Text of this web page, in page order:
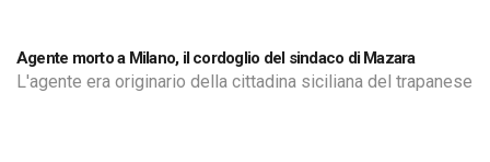
Agente morto a Milano, il cordoglio del sindaco di Mazara
L'agente era originario della cittadina siciliana del trapanese